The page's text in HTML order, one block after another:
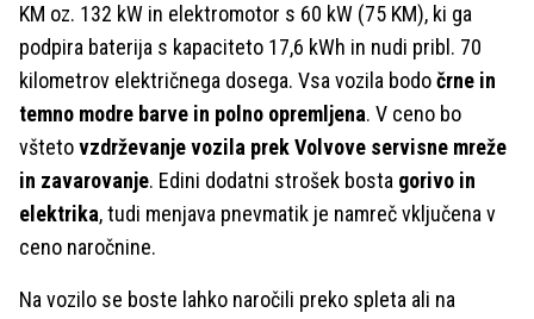
KM oz. 132 kW in elektromotor s 60 kW (75 KM), ki ga
podpira baterija s kapaciteto 17,6 kWh in nudi pribl. 70
kilometrov električnega dosega. Vsa vozila bodočrne in
temno modre barve in polno opremljena. V ceno bo
vštetovzdrževanje vozila prek Volvove servisne mreže
in zavarovanje. Edini dodatni strošek bosta gorivo in
elektrika, tudi menjava pnevmatik je namreč vključena v
ceno naročnine.
Na vozilo se boste lahko naročili preko spleta ali na